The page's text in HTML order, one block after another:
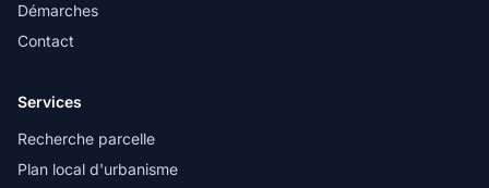
Démarches
Contact
Services
Recherche parcelle
Plan local d'urbanisme